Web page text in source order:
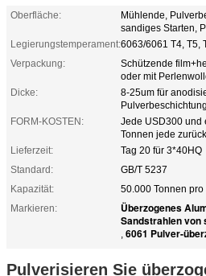
Oberfläche:
Mühlende,
sandiges Starten,
Legierungstemperament:6063/6061 T4, T5,
Verpackung:
Schützende
oder mit
Dicke:
8-25um für
Pulverbeschichtung
FORM-KOSTEN:
Jede USD300 und
Tonnen jede zurück
Lieferzeit:
Tag 20 für 3*40HQ
Standard:
GB/T 5237
Kapazität:
50.000 Tonnen pro
Markieren:
Überzogenes
Sandstrahlen
, 6061 Pulver-
Pulverisieren Sie